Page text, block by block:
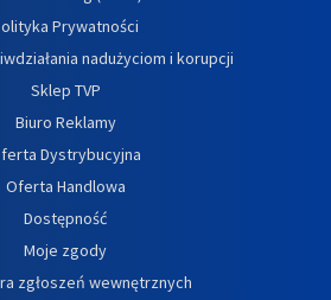
Prywatności
nadużyciom i korupcji
Sklep TVP
Biuro Reklamy
Dystrybucyjna
Oferta Handlowa
Dostępność
Moje zgody
zgłoszeń wewnętrznych